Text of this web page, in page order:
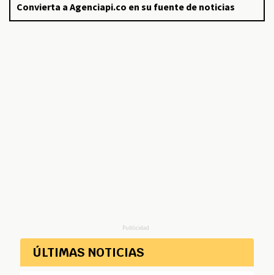
Convierta a Agenciapi.co en su fuente de noticias
Publicidad
ÚLTIMAS NOTICIAS